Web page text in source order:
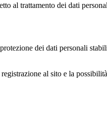
al trattamento dei dati
dei dati personali
al sito e la